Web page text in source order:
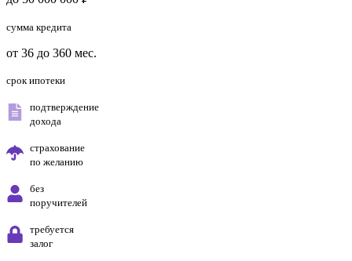
сумма кредита
от 36 до 360 мес.
срок ипотеки
подтверждение
дохода
страхование
по желанию
без
поручителей
требуется
залог